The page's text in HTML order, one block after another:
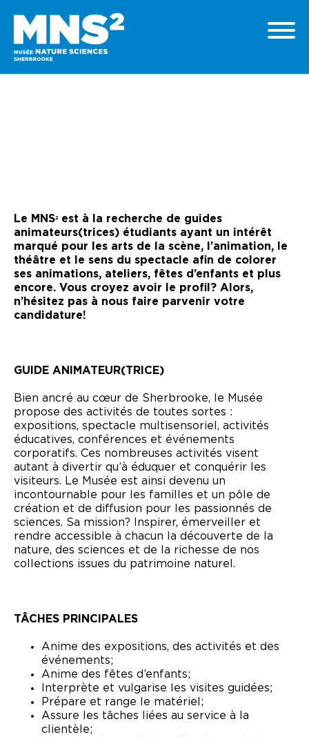
Le MNS2
est à la recherche de guides
animateurs(trices) étudiants ayant un intérêt
marqué pour les arts de la scène, l’animation, le
théâtre et le sens du spectacle afin de colorer
ses animations, ateliers, fêtes d’enfants et plus
encore. Vous croyez avoir le profil? Alors,
n’hésitez pas à nous faire parvenir votre
candidature!
GUIDE ANIMATEUR(TRICE)
Bien ancré au cœur de Sherbrooke, le Musée
propose des activités de toutes sortes :
expositions, spectacle multisensoriel, activités
éducatives, conférences et événements
corporatifs. Ces nombreuses activités visent
autant à divertir qu’à éduquer et conquérir les
visiteurs. Le Musée est ainsi devenu un
incontournable pour les familles et un pôle de
création et de diffusion pour les passionnés de
sciences. Sa mission? Inspirer, émerveiller et
rendre accessible à chacun la découverte de la
nature, des sciences et de la richesse de nos
collections issues du patrimoine naturel.
TÂCHES PRINCIPALES
Anime des expositions, des activités et des
événements;
Anime des fêtes d’enfants;
Interprète et vulgarise les visites guidées;
Prépare et range le matériel;
Assure les tâches liées au service à la
clientèle;